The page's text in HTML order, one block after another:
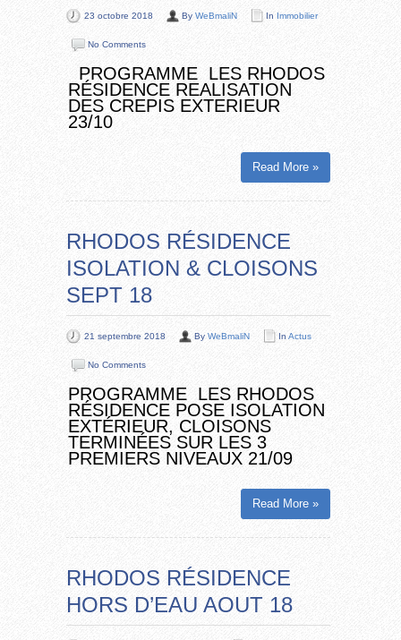
23 octobre 2018 By WeBmaliN In Immobilier
No Comments
PROGRAMME LES RHODOS
RÉSIDENCE REALISATION
DES CREPIS EXTERIEUR
23/10
Read More »
RHODOS RÉSIDENCE
ISOLATION & CLOISONS
SEPT 18
21 septembre 2018 By WeBmaliN In Actus
No Comments
PROGRAMME LES RHODOS
RÉSIDENCE POSE ISOLATION
EXTÉRIEUR, CLOISONS
TERMINÉES SUR LES 3
PREMIERS NIVEAUX 21/09
Read More »
RHODOS RÉSIDENCE
HORS D’EAU AOUT 18